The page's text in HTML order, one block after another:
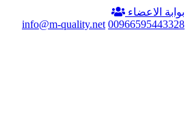
بوابة الاعضاء
00966595443328
info@m-quality.net